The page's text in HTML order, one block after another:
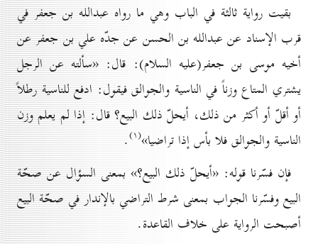
بقيت رواية ثالثة في الباب وهي ما رواه عبدالله بن جعفر في
قرب الإسناد عن عبدالله بن الحسن عن جدّه علي بن جعفر عن
أخيه موسى بن جعفر(عليه السلام): قال: «سألته عن الرجل
يشتري المتاع وزناً في الناسية والجوالق فيقول: ادفع للناسية رطلاً
أو أقلّ أو أكثر من ذلك، أيحلّ ذلك البيع؟ قال: إذا لم يعلم وزن
الناسية والجوالق فلا بأس إذا تراضيا»(۱) .
فإن فسّرنا قوله: «أيحلّ ذلك البيع؟» بمعنى السؤال عن صحّة
البيع وفسّرنا الجواب بمعنى شرط التراضي بالإندار في صحّة البيع
أصبحت الرواية على خلاف القاعدة.